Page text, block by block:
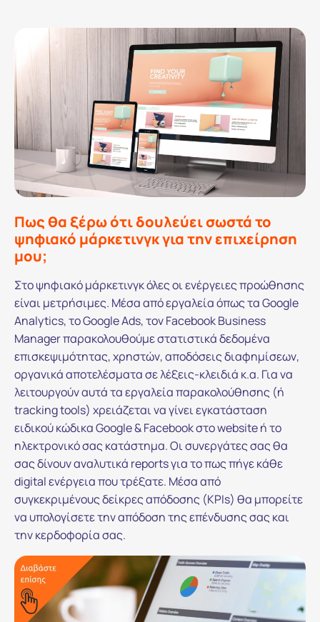
Πως θα ξέρω ότι δουλεύει σωστά το
ψηφιακό μάρκετινγκ για την επιχείρηση
μου;
Στο ψηφιακό μάρκετινγκ όλες οι ενέργειες προώθησης
είναι μετρήσιμες. Μέσα από εργαλεία όπως τα Google
Analytics, το Google Ads, τον Facebook Business
Manager παρακολουθούμε στατιστικά δεδομένα
επισκεψιμότητας, χρηστών, αποδόσεις διαφημίσεων,
οργανικά αποτελέσματα σε λέξεις-κλειδιά κ.α. Για να
λειτουργούν αυτά τα εργαλεία παρακολούθησης (ή
tracking tools) χρειάζεται να γίνει εγκατάσταση
ειδικού κώδικα Google & Facebook στο website ή το
ηλεκτρονικό σας κατάστημα. Οι συνεργάτες σας θα
σας δίνουν αναλυτικά reports για το πως πήγε κάθε
digital ενέργεια που τρέξατε. Μέσα από
συγκεκριμένους δείκρες απόδοσης (KPIs) θα μπορείτε
να υπολογίσετε την απόδοση της επένδυσης σας και
την κερδοφορία σας.